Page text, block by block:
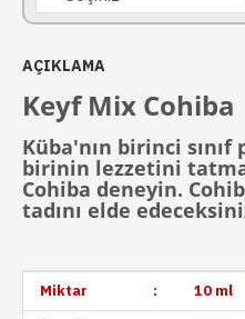
AÇIKLAMA
Keyf Mix Cohiba
Küba'nın birinci
birinin lezzetini
Cohiba deneyin.
tadını elde
Miktar : 10 ml